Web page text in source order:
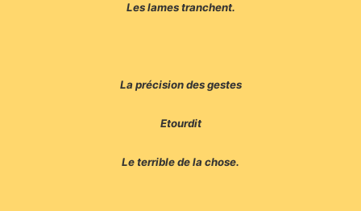
Les lames tranchent.
La précision des gestes
Etourdit
Le terrible de la chose.